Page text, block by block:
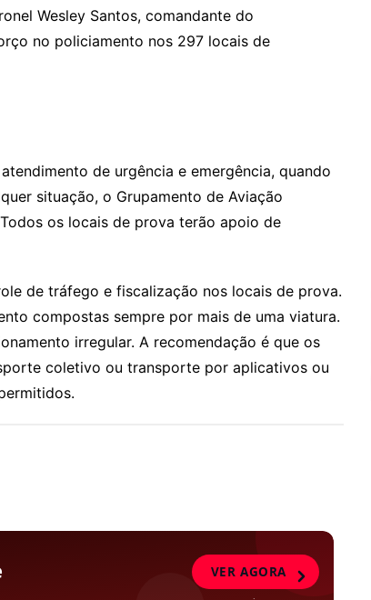
Wesley Santos, comandante do
no policiamento nos 297 locais de
de urgência e emergência, quando
situação, o Grupamento de Aviação
os locais de prova terão apoio de
de tráfego e fiscalização nos locais de prova.
compostas sempre por mais de uma viatura.
irregular. A recomendação é que os
coletivo ou transporte por aplicativos ou